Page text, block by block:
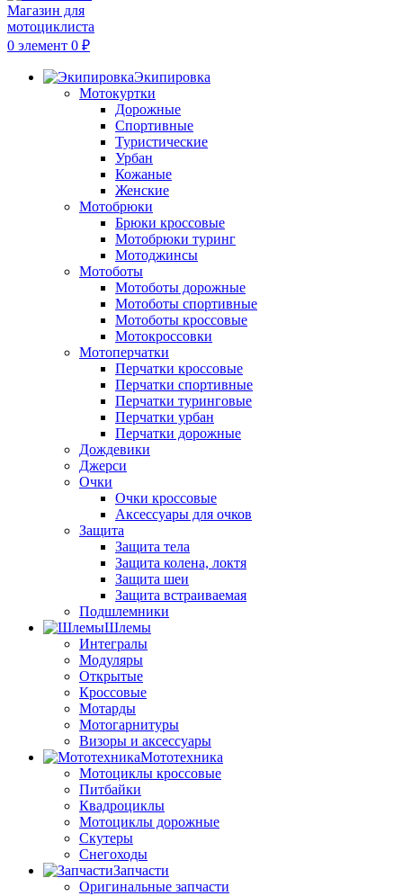
0 элемент 0 ₽
Экипировка
Мотокуртки
Дорожные
Спортивные
Туристические
Урбан
Кожаные
Женские
Мотобрюки
Брюки кроссовые
Мотобрюки туринг
Мотоджинсы
Мотоботы
Мотоботы дорожные
Мотоботы спортивные
Мотоботы кроссовые
Мотокроссовки
Мотоперчатки
Перчатки кроссовые
Перчатки спортивные
Перчатки туринговые
Перчатки урбан
Перчатки дорожные
Дождевики
Джерси
Очки
Очки кроссовые
Аксессуары для очков
Защита
Защита тела
Защита колена, локтя
Защита шеи
Защита встраиваемая
Подшлемники
Шлемы
Интегралы
Модуляры
Открытые
Кроссовые
Мотарды
Мотогарнитуры
Визоры и аксессуары
Мототехника
Мотоциклы кроссовые
Питбайки
Квадроциклы
Мотоциклы дорожные
Скутеры
Снегоходы
Запчасти
Оригинальные запчасти